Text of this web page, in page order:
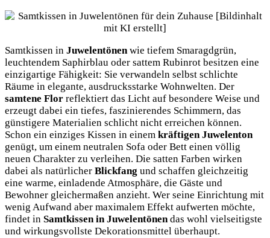
Samtkissen in Juwelentönenwie tiefem Smaragdgrün,
leuchtendem Saphirblau oder sattem Rubinrot besitzen eine
einzigartige Fähigkeit: Sie verwandeln selbst schlichte
Räume in elegante, ausdrucksstarke Wohnwelten. Der
samtene Flor reflektiert das Licht auf besondere Weise und
erzeugt dabei ein tiefes, faszinierendes Schimmern, das
günstigere Materialien schlicht nicht erreichen können.
Schon ein einziges Kissen in einem kräftigen Juwelenton
genügt, um einem neutralen Sofa oder Bett einen völlig
neuen Charakter zu verleihen. Die satten Farben wirken
dabei als natürlicher Blickfang und schaffen gleichzeitig
eine warme, einladende Atmosphäre, die Gäste und
Bewohner gleichermaßen anzieht. Wer seine Einrichtung mit
wenig Aufwand aber maximalem Effekt aufwerten möchte,
findet in Samtkissen in Juwelentönendas wohl vielseitigste
und wirkungsvollste Dekorationsmittel überhaupt.